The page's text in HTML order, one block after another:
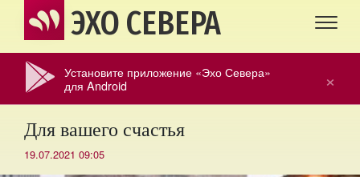
ЭХО СЕВЕРА
×
Установите приложение «Эхо Севера»
для Android
Для вашего счастья
19.07.2021 09:05